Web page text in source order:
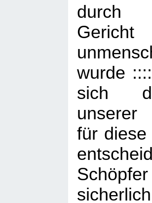
durch
wurde
sich
unserer
für